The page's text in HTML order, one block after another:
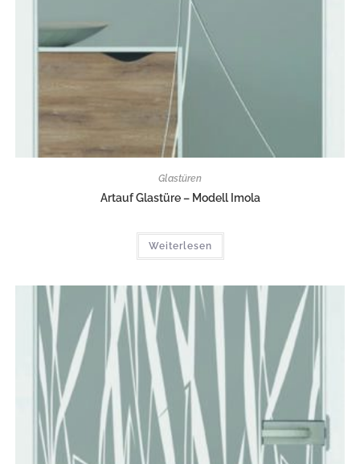
Glastüren
Artauf Glastüre – Modell Imola
Weiterlesen